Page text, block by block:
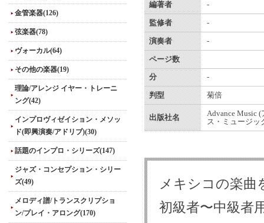
金管楽器(126)
弦楽器(78)
ヴォーカル(64)
その他の楽器(19)
理論/アレンジ イヤー・トレーニ
ング(42)
インプロヴィゼイション・メソッ
ド(即興演奏/アドリブ)(30)
話題のインプロ・シリーズ(147)
ジャズ・コンセプション・シリー
ズ(49)
メロディ譜/トランスクリプショ
ン/プレイ・アロング(170)
編著者 -
監修者 -
演奏者 -
ページ数
分 -
判型 菊倍
出版社名
Advance Music (
ス・ミュージッ
メキシコの楽曲
初級者〜中級者